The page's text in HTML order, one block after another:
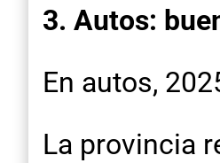
3. Autos:
En autos,
La provincia